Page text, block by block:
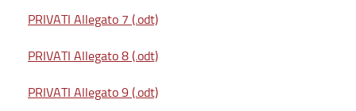
PRIVATI Allegato 7 (.odt)
PRIVATI Allegato 8 (.odt)
PRIVATI Allegato 9 (.odt)